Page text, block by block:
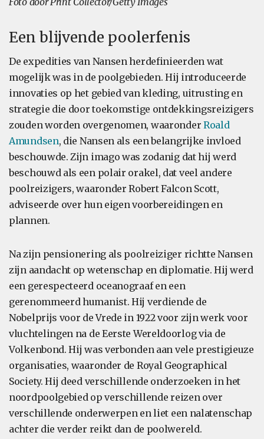
Een blijvende poolerfenis
De expedities van Nansen herdefinieerden wat
mogelijk was in de poolgebieden. Hij introduceerde
innovaties op het gebied van kleding, uitrusting en
strategie die door toekomstige ontdekkingsreizigers
zouden worden overgenomen, waaronder Roald
Amundsen, die Nansen als een belangrijke invloed
beschouwde. Zijn imago was zodanig dat hij werd
beschouwd als een polair orakel, dat veel andere
poolreizigers, waaronder Robert Falcon Scott,
adviseerde over hun eigen voorbereidingen en
plannen.
Na zijn pensionering als poolreiziger richtte Nansen
zijn aandacht op wetenschap en diplomatie. Hij werd
een gerespecteerd oceanograaf en een
gerenommeerd humanist. Hij verdiende de
Nobelprijs voor de Vrede in 1922 voor zijn werk voor
vluchtelingen na de Eerste Wereldoorlog via de
Volkenbond. Hij was verbonden aan vele prestigieuze
organisaties, waaronder de Royal Geographical
Society. Hij deed verschillende onderzoeken in het
noordpoolgebied op verschillende reizen over
verschillende onderwerpen en liet een nalatenschap
achter die verder reikt dan de poolwereld.